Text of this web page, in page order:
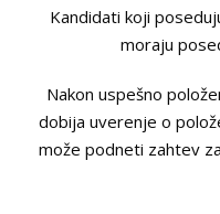
Kandidati koji
moraju
Nakon uspešno
dobija uverenje o
može podneti zahtev